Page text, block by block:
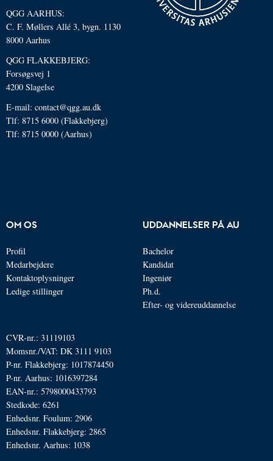
QGG AARHUS:
C. F. Møllers Allé 3, bygn. 1130
8000 Aarhus
QGG FLAKKEBJERG:
Forsøgsvej 1
4200 Slagelse
E-mail: contact@qgg.au.dk
Tlf: 8715 6000 (Flakkebjerg)
Tlf: 8715 0000 (Aarhus)
OM OS
Profil
Medarbejdere
Kontaktoplysninger
Ledige stillinger
CVR-nr.: 31119103
Momsnr./VAT: DK 3111 9103
P-nr. Flakkebjerg: 1017874450
P-nr. Aarhus: 1016397284
EAN-nr.: 5798000433793
Stedkode: 6261
Enhedsnr. Foulum: 2906
Enhedsnr. Flakkebjerg: 2865
Enhedsnr. Aarhus: 1038
UDDANNELSER PÅ AU
Bachelor
Kandidat
Ingeniør
Ph.d.
Efter- og videreuddannelse